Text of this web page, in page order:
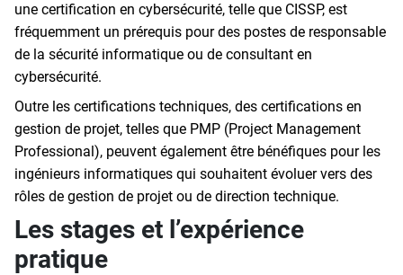
une certification en cybersécurité, telle que CISSP, est
fréquemment un prérequis pour des postes de responsable
de la sécurité informatique ou de consultant en
cybersécurité.
Outre les certifications techniques, des certifications en
gestion de projet, telles que PMP (Project Management
Professional), peuvent également être bénéfiques pour les
ingénieurs informatiques qui souhaitent évoluer vers des
rôles de gestion de projet ou de direction technique.
Les stages et l’expérience
pratique